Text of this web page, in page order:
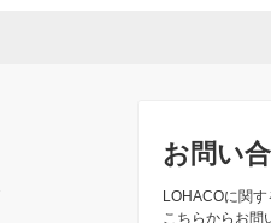
お問い
LOHACOに関す
こちらからお問